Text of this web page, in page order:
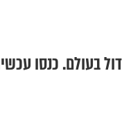
בעולם. כנסו